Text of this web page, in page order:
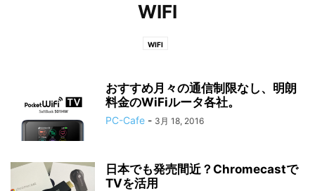
WIFI
WIFI
おすすめ月々の通信制限なし、明朗
料金のWiFiルータ各社。
PC-Cafe - 3月 18, 2016
日本でも発売間近？Chromecastで
TVを活用